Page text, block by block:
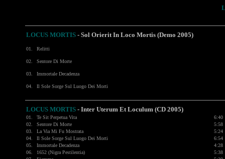
LOCUS MORTIS - Sol Orierit In Loco Mortis (Demo 2005)
01. Relitti
02. Sentore Di Morte
03. Immortale Decadenza
04. Il Sole Sorge Sul Luogo Dei Morti
LOCUS MORTIS - Inter Uterum Et Loculum (CD 2005)
01. Te Sit Perpetua Vita
6:40
02.
Sentore Di Morte
5:58
03.
La Via Mi Fu Mostrata
5:24
04.
Il Sole Sorge Sul Luogo Dei Morti
6:54
05.
Immortale Decadenza
4:28
06.
1652 (Nigra Pestilentia)
5:38